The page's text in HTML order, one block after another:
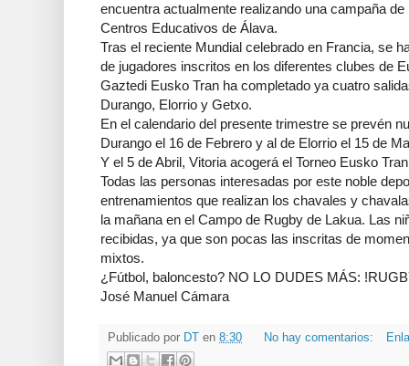
encuentra actualmente realizando una campaña
Centros Educativos de Álava.
Tras el reciente Mundial celebrado en Francia, se
de jugadores inscritos en los diferentes clubes de
Gaztedi Eusko Tran ha completado ya cuatro
Durango, Elorrio y Getxo.
En el calendario del presente trimestre se prevén
Durango el 16 de Febrero y al de Elorrio el 15 de
Y el 5 de Abril, Vitoria acogerá el Torneo Eusko
Todas las personas interesadas por este noble
entrenamientos que realizan los chavales y
la mañana en el Campo de Rugby de Lakua. Las
recibidas, ya que son pocas las inscritas de
mixtos.
¿Fútbol, baloncesto? NO LO DUDES MÁS:
José Manuel Cámara
Publicado por DT en 8:30 No hay comentarios: